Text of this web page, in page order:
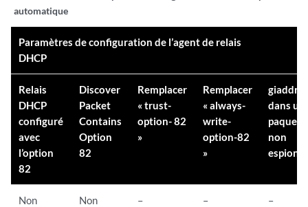
automatique
Paramètres de configuration de l’agent de relais
DHCP
Relais
DHCP
configuré
avec
l’option
82
Discover
Packet
Contains
Option
82
Remplacer
« trust-
option- 82
»
Remplacer
« always-
write-
option-82
»
giaddr
dans un
paquet
non
Non Non – – –